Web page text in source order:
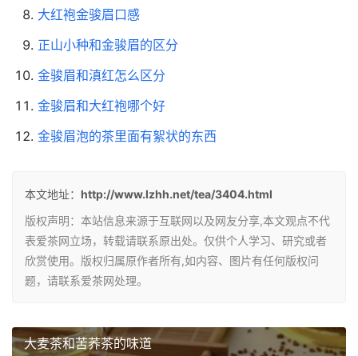
大红袍金骏眉口感
正山小种和金骏眉的区分
金骏眉和滇红怎么区分
金骏眉和大红袍哪个好
金骏眉泡的茶里面有絮状的东西
本文地址： http://www.lzhh.net/tea/3404.html
版权声明：本站信息来源于互联网以及网友分享,本文观点不代
表爱茶网立场，转载请联系原出处。仅供个人学习、研究或者
欣赏使用。版权归属原作者所有,如内容、图片有任何版权问
题，请联系爱茶网处理。
大麦茶和苦荞茶的味道